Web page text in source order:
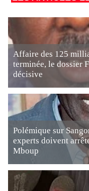
Affaire des 125
terminée, le dossier
décisive
Polémique sur
experts doivent
Mboup